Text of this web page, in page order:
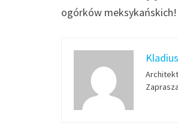
ogórków meksykańskich!